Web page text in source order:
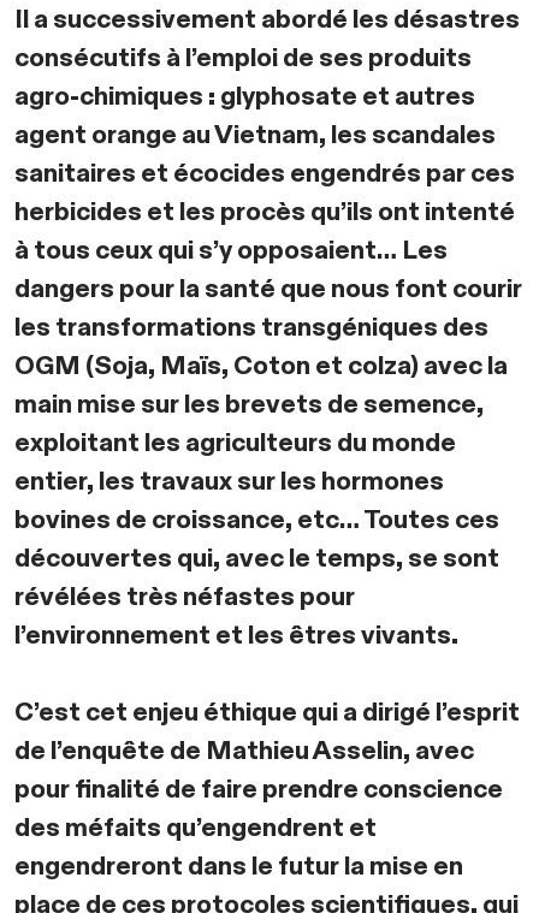
Il a successivement abordé les désastres
consécutifs à l’emploi de ses produits
agro-chimiques : glyphosate et autres
agent orange au Vietnam, les scandales
sanitaires et écocides engendrés par ces
herbicides et les procès qu’ils ont intenté
à tous ceux qui s’y opposaient… Les
dangers pour la santé que nous font courir
les transformations transgéniques des
OGM (Soja, Maïs, Coton et colza) avec la
main mise sur les brevets de semence,
exploitant les agriculteurs du monde
entier, les travaux sur les hormones
bovines de croissance, etc… Toutes ces
découvertes qui, avec le temps, se sont
révélées très néfastes pour
l’environnement et les êtres vivants.
C’est cet enjeu éthique qui a dirigé l’esprit
de l’enquête de Mathieu Asselin, avec
pour finalité de faire prendre conscience
des méfaits qu’engendrent et
engendreront dans le futur la mise en
place de ces protocoles scientifiques, qui